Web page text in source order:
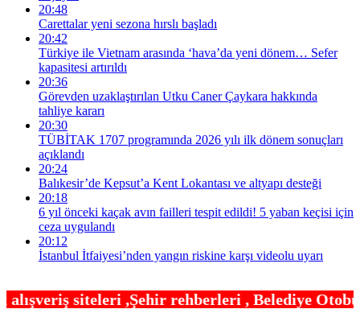
20:48
Carettalar yeni sezona hırslı başladı
20:42
Türkiye ile Vietnam arasında ‘hava’da yeni dönem… Sefer
kapasitesi artırıldı
20:36
Görevden uzaklaştırılan Utku Caner Çaykara hakkında
tahliye kararı
20:30
TÜBİTAK 1707 programında 2026 yılı ilk dönem sonuçları
açıklandı
20:24
Balıkesir’de Kepsut’a Kent Lokantası ve altyapı desteği
20:18
6 yıl önceki kaçak avın failleri tespit edildi! 5 yaban keçisi için
ceza uygulandı
20:12
İstanbul İtfaiyesi’nden yangın riskine karşı videolu uyarı
siteleri ,Şehir rehberleri , Belediye